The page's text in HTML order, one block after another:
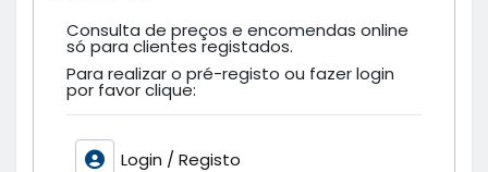
Consulta de preços e encomendas online
só para clientes registados.
Para realizar o pré-registo ou fazer login
por favor clique:
Login / Registo